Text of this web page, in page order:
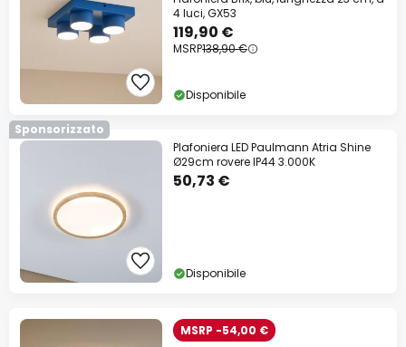
4 luci, GX53
119,90 €
MSRP138,90 €
Disponibile
Sponsorizzato
Plafoniera LED Paulmann Atria Shine
Ø29cm rovere IP44 3.000K
50,73 €
Disponibile
MSRP -54,00 €